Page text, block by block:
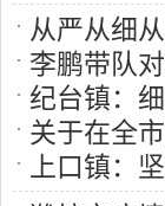
【疫情速报
从严从细
李鹏带队
纪台镇：
关于在全
8:52
上口镇：